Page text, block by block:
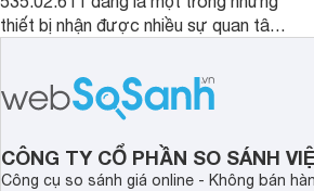
thiết bị nhận được nhiều sự quan tâm
người tiêu dùng bởi sở hữu nhiều tính
năng hiện đại vượt trội. Cùng
Websosanh.vn tìm hiểu chi tiết về sản
phẩm này nhé.
CÔNG TY CỔ PHẦN SO SÁNH
Công cụ so sánh giá online - Không bán